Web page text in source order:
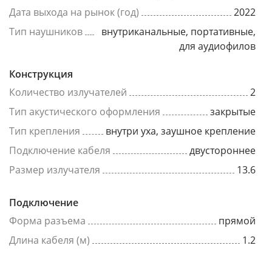
Дата выхода на рынок (год)
2022
Тип наушников
внутриканальные, портативные,
для аудиофилов
Конструкция
Количество излучателей
2
Тип акустического оформления
закрытые
Тип крепления
внутри уха, заушное крепление
Подключение кабеля
двустороннее
Размер излучателя
13.6
Подключение
Форма разъема
прямой
Длина кабеля (м)
1.2